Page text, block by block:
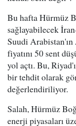
Bu hafta Hürmüz
sağlayabilecek
Suudi Arabistan'ın
fiyatını 50 sent
yol açtı. Bu,
bir tehdit olarak
değerlendiriliyor.
Salah, Hürmüz
enerji piyasaları